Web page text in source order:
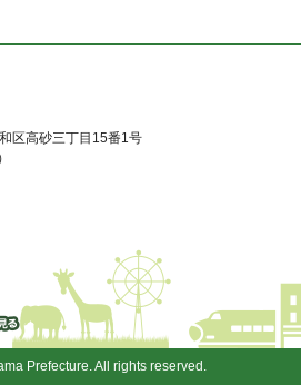
区高砂三丁目15番1号
Prefecture. All rights reserved.